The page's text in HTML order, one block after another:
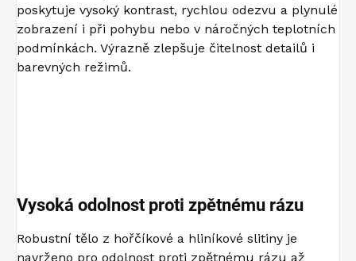
poskytuje vysoký kontrast, rychlou odezvu a plynulé
zobrazení i při pohybu nebo v náročných teplotních
podmínkách. Výrazně zlepšuje čitelnost detailů i
barevných režimů.
Vysoká odolnost proti zpětnému rázu
Robustní tělo z hořčíkové a hliníkové slitiny je
navrženo pro odolnost proti zpětnému rázu až